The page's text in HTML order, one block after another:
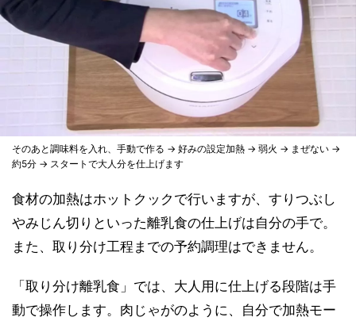
そのあと調味料を入れ、手動で作る → 好みの設定加熱 → 弱火 → まぜない →
約5分 → スタートで大人分を仕上げます
食材の加熱はホットクックで行いますが、すりつぶし
やみじん切りといった離乳食の仕上げは自分の手で。
また、取り分け工程までの予約調理はできません。
「取り分け離乳食」では、大人用に仕上げる段階は手
動で操作します。肉じゃがのように、自分で加熱モー